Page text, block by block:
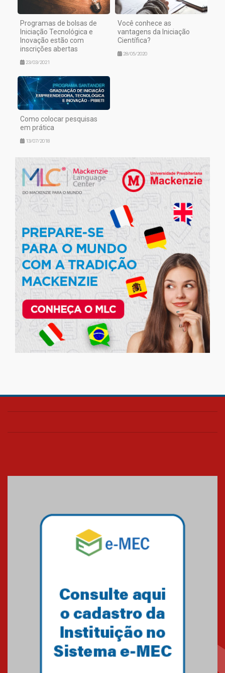
Programas de bolsas de
Iniciação Tecnológica e
Inovação estão com
inscrições abertas
23/03/2021
Você conhece as
vantagens da Iniciação
Científica?
28/05/2020
Como colocar pesquisas
em prática
13/07/2018